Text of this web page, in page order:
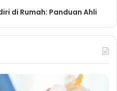
di Rumah: Panduan Ahli